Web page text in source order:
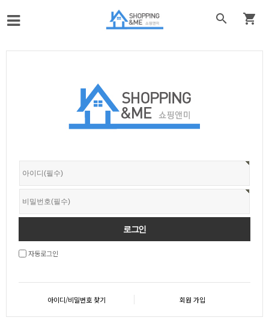
 
자동로그인
아이디/비밀번호 찾기 회원 가입